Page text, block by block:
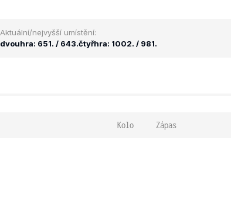
Aktuální/nejvyšší umístění:
dvouhra: 651. / 643.čtyřhra: 1002. / 981.
Kolo Zápas